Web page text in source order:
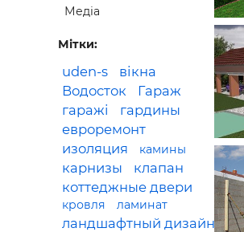
Медіа
Мітки:
uden-s
вікна
Водосток
Гараж
гаражі
гардины
евроремонт
изоляция
камины
карнизы
клапан
коттеджные двери
кровля ламинат
ландшафтный дизайн